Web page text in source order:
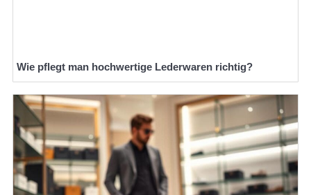
Wie pflegt man hochwertige Lederwaren richtig?